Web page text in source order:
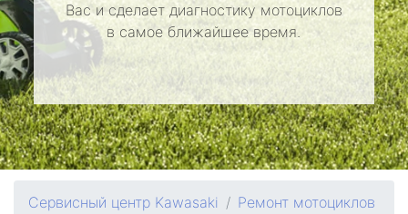
Вас и сделает диагностику мотоциклов
в самое ближайшее время.
Сервисный центр Kawasaki
Ремонт мотоциклов